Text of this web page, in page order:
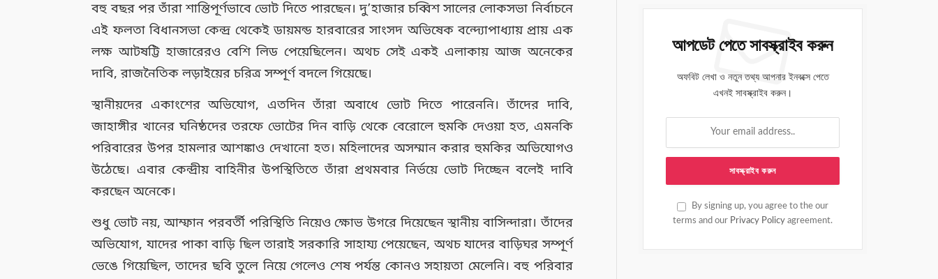
বহু বছর পর তাঁরা শান্তিপূর্ণভাবে ভোট দিতে পারছেন। দু’হাজার চব্বিশ সালের লোকসভা নির্বাচনে
এই ফলতা বিধানসভা কেন্দ্র থেকেই ডায়মন্ড হারবারের সাংসদ অভিষেক বন্দ্যোপাধ্যায় প্রায় এক
লক্ষ আটষট্টি হাজারেরও বেশি লিড পেয়েছিলেন। অথচ সেই একই এলাকায় আজ অনেকের
দাবি, রাজনৈতিক লড়াইয়ের চরিত্র সম্পূর্ণ বদলে গিয়েছে।
স্থানীয়দের একাংশের অভিযোগ, এতদিন তাঁরা অবাধে ভোট দিতে পারেননি। তাঁদের দাবি,
জাহাঙ্গীর খানের ঘনিষ্ঠদের তরফে ভোটের দিন বাড়ি থেকে বেরোলে হুমকি দেওয়া হত, এমনকি
পরিবারের উপর হামলার আশঙ্কাও দেখানো হত। মহিলাদের অসম্মান করার হুমকির অভিযোগও
উঠেছে। এবার কেন্দ্রীয় বাহিনীর উপস্থিতিতে তাঁরা প্রথমবার নির্ভয়ে ভোট দিচ্ছেন বলেই দাবি
করছেন অনেকে।
শুধু ভোট নয়, আম্ফান পরবর্তী পরিস্থিতি নিয়েও ক্ষোভ উগরে দিয়েছেন স্থানীয় বাসিন্দারা। তাঁদের
অভিযোগ, যাদের পাকা বাড়ি ছিল তারাই সরকারি সাহায্য পেয়েছেন, অথচ যাদের বাড়িঘর সম্পূর্ণ
ভেঙে গিয়েছিল, তাদের ছবি তুলে নিয়ে গেলেও শেষ পর্যন্ত কোনও সহায়তা মেলেনি। বহু পরিবার
আপডেট পেতে সাবস্ক্রাইব করুন
অফবিট লেখা ও নতুন তথ্য আপনার ইনবক্সে পেতে
এখনই সাবস্ক্রাইব করুন।
By signing up, you agree to the our
terms and our Privacy Policy agreement.